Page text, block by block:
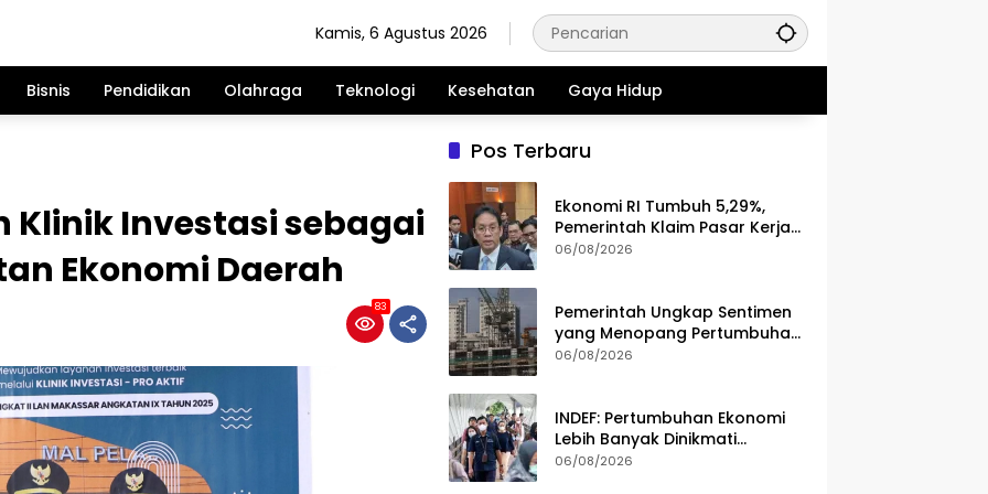
Kamis, 6 Agustus 2026
Bisnis Pendidikan Olahraga Teknologi Kesehatan Gaya Hidup
Klinik Investasi sebagai
Ekonomi Daerah
83
Pos Terbaru
Ekonomi RI Tumbuh 5,29%,
Pemerintah Klaim Pasar Kerja
dan Kesejahteraan Membaik
06/08/2026
Pemerintah Ungkap Sentimen
yang Menopang Pertumbuhan
Ekonomi Kuartal II-2026
06/08/2026
INDEF: Pertumbuhan Ekonomi
Lebih Banyak Dinikmati
Kelompok Masyarakat Kelas
06/08/2026